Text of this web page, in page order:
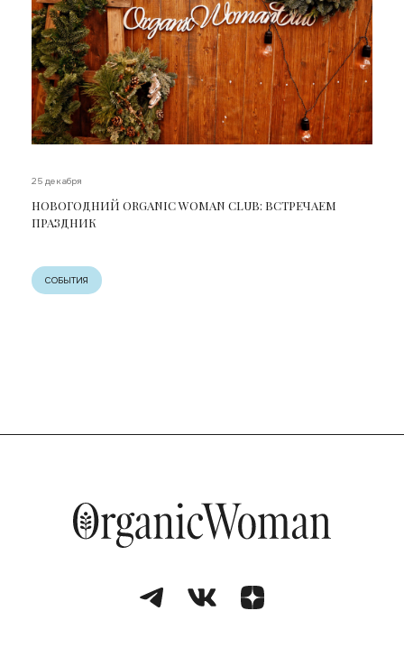
25 декабря
НОВОГОДНИЙ ORGANIC WOMAN CLUB: ВСТРЕЧАЕМ
ПРАЗДНИК
СОБЫТИЯ